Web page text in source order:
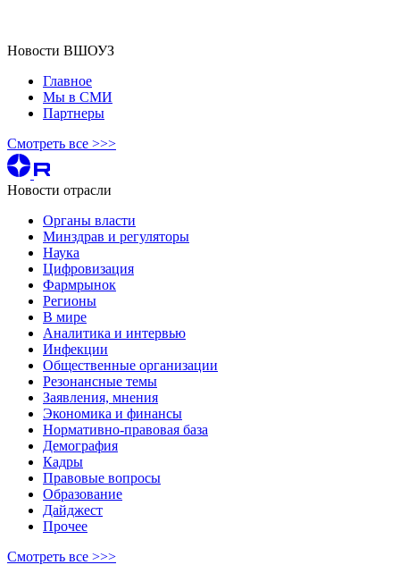
Новости ВШОУЗ
Главное
Мы в СМИ
Партнеры
Смотреть все >>>
Новости отрасли
Органы власти
Минздрав и регуляторы
Наука
Цифровизация
Фармрынок
Регионы
В мире
Аналитика и интервью
Инфекции
Общественные организации
Резонансные темы
Заявления, мнения
Экономика и финансы
Нормативно-правовая база
Демография
Кадры
Правовые вопросы
Образование
Дайджест
Прочее
Смотреть все >>>